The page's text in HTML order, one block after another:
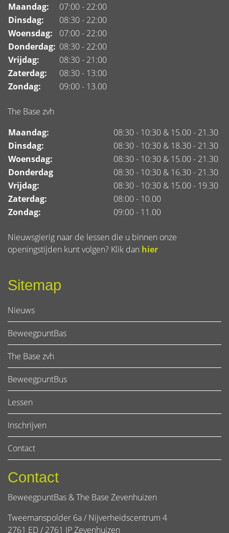
Maandag:
07:00 - 22:00
Dinsdag:
08:30 - 22:00
Woensdag:
07:00 - 22:00
Donderdag: 08:30 - 22:00
Vrijdag:
08:30 - 21:00
Zaterdag:
08:30 - 13:00
Zondag:
09:00 - 13.00
The Base zvh
Maandag:
08:30 - 10:30 & 15.00 - 21.30
Dinsdag:
08:30 - 10:30 & 18.30 - 21.30
Woensdag:
08:30 - 10:30 & 15.00 - 21.30
Donderdag
08:30 - 10:30 & 16.30 - 21.30
Vrijdag:
08:30 - 10:30 & 15.00 - 19.30
Zaterdag:
08:00 - 10.00
Zondag:
09:00 - 11.00
Nieuwsgierig naar de lessen die u binnen onze
openingstijden kunt volgen? Klik dan hier
Sitemap
Nieuws
BeweegpuntBas
The Base zvh
BeweegpuntBus
Lessen
Inschrijven
Contact
Contact
BeweegpuntBas & The Base Zevenhuizen
Tweemanspolder 6a / Nijverheidscentrum 4
2761 ED / 2761 JP Zevenhuizen